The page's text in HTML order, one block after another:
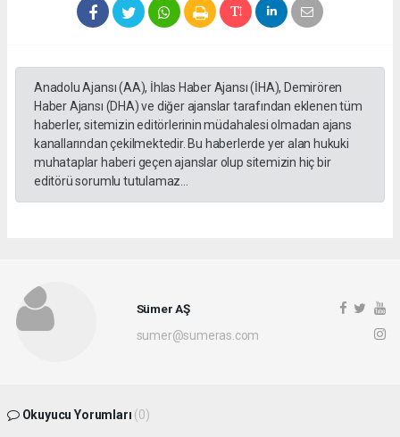
Anadolu Ajansı (AA), İhlas Haber Ajansı (İHA), Demirören
Haber Ajansı (DHA) ve diğer ajanslar tarafından eklenen tüm
haberler, sitemizin editörlerinin müdahalesi olmadan ajans
kanallarından çekilmektedir. Bu haberlerde yer alan hukuki
muhataplar haberi geçen ajanslar olup sitemizin hiç bir
editörü sorumlu tutulamaz...
Sümer AŞ
sumer@sumeras.com
Okuyucu Yorumları (0)